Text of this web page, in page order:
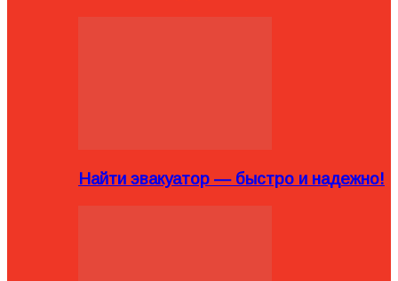
Найти эвакуатор — быстро и надежно!